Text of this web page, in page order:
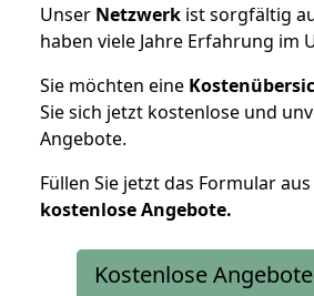
Unser Netzwerk ist sorgfältig
haben viele Jahre Erfahrung im
Sie möchten eine
Sie sich jetzt kostenlose und
Angebote.
Füllen Sie jetzt das Formular
kostenloseAngebote.
Kostenlose